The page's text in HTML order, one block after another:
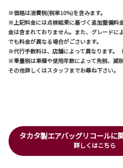
※価格は消費税(税率10%)を含みます。
※上記料金には点検結果に基づく追加整備料
金は含まれておりません。また、グレードに
でも料金が異なる場合がごさいます。
※代行手数料は、店舗によって異なります。
※重量税は車種や使用年数によって免税、減
その他詳しくはスタッフまでお尋ね下さい。
タカタ製エアバッグリコールに
詳しくはこちら